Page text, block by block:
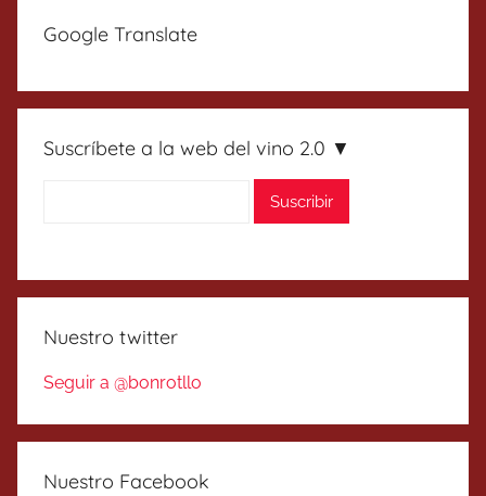
Google Translate
Suscríbete a la web del vino 2.0 ▼
Nuestro twitter
Seguir a @bonrotllo
Nuestro Facebook